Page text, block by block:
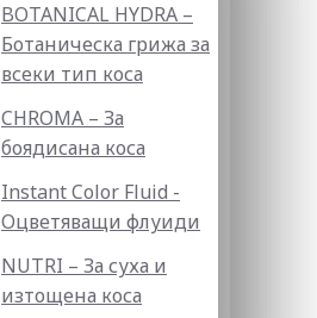
BOTANICAL HYDRA –
Ботаническа грижа за
всеки тип коса
CHROMA – За
боядисана коса
Instant Color Fluid -
Оцветяващи флуиди
NUTRI – За суха и
изтощена коса